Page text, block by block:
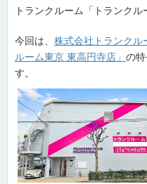
トランクルーム「トランクル
今回は、 株式会社トランクル
ルーム東京 東高円寺店」 の
す。